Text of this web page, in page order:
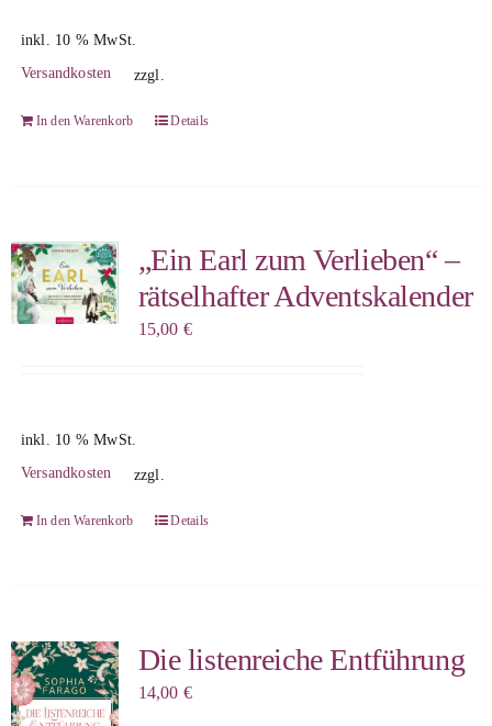
inkl. 10 % MwSt.
zzgl.
Versandkosten
In den Warenkorb Details
„Ein Earl zum Verlieben“ –
rätselhafter Adventskalender
15,00 €
inkl. 10 % MwSt.
zzgl.
Versandkosten
In den Warenkorb Details
Die listenreiche Entführung
14,00 €